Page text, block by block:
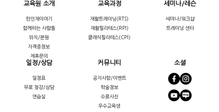
교육원 소개
한인재이야기
함께하는 사람들
위치/분원
자격증정보
제휴문의
교육과정
재활트레이닝(RTS)
재활필라테스(RPI)
클래식필라테스(CPI)
세미나/레슨
세미나/워크샵
트레이닝 센터
일정/상담
일정표
무료 청강/상담
연습실
커뮤니티
공지사항/이벤트
학술정보
수료사진
우수교육생
소셜